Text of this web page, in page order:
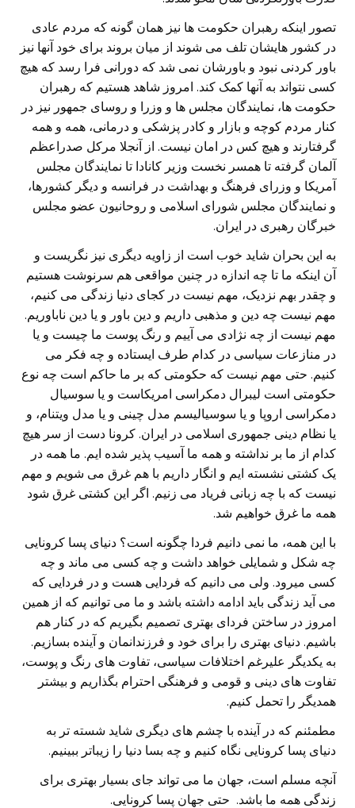
تصور اینکه رهبران حکومت ها نیز همان گونه که مردم عادی
در کشور هایشان تلف می شوند از میان بروند برای خود آنها نیز
باور کردنی نبود و باورشان نمی شد که دورانی فرا رسد که هیچ
کسی نتواند به آنها کمک کند. امروز شاهد هستیم که رهبران
حکومت ها، نمایندگان مجلس ها و وزرا و روسای جمهور نیز در
کنار مردم کوچه و بازار و کادر پزشکی و درمانی، همه و همه
گرفتارند و هیچ کس در امان نیست. از آنجلا مرکل صدراعظم
آلمان گرفته تا همسر نخست وزیر کانادا تا نمایندگان مجلس
آمریکا و وزرای فرهنگ و بهداشت در فرانسه و دیگر کشورها،
و نمایندگان مجلس شورای اسلامی و روحانیون عضو مجلس
خبرگان رهبری در ایران.
به این بحران شاید خوب است از زاویه دیگری نیز نگریست و
آن اینکه ما تا چه اندازه در چنین مواقعی هم سرنوشت هستیم
و چقدر بهم نزدیک، مهم نیست در کجای دنیا زندگی می کنیم،
مهم نیست چه دین و مذهبی داریم و دین باور و یا دین ناباوریم.
مهم نیست از چه نژادی می آییم و رنگ پوست ما چیست و یا
در منازعات سیاسی در کدام طرف ایستاده و چه فکر می
کنیم. حتی مهم نیست که حکومتی که بر ما حاکم است چه نوع
حکومتی است لیبرال دمکراسی امریکاست و یا سوسیال
دمکراسی اروپا و یا سوسیالیسم مدل چینی و یا مدل ویتنام، و
یا نظام دینی جمهوری اسلامی در ایران. کرونا دست از سر هیچ
کدام از ما بر نداشته و همه ما آسیب پذیر شده ایم. ما همه در
یک کشتی نشسته ایم و انگار داریم با هم غرق می شویم و مهم
نیست که با چه زبانی فریاد می زنیم. اگر این کشتی غرق شود
همه ما غرق خواهیم شد.
با این همه، ما نمی دانیم فردا چگونه است؟ دنیای پسا کرونایی
چه شکل و شمایلی خواهد داشت و چه کسی می ماند و چه
کسی میرود. ولی می دانیم که فردایی هست و در فردایی که
می آید زندگی باید ادامه داشته باشد و ما می توانیم که از همین
امروز در ساختن فردای بهتری تصمیم بگیریم که در کنار هم
باشیم. دنیای بهتری را برای خود و فرزندانمان و آینده بسازیم.
به یکدیگر علیرغم اختلافات سیاسی، تفاوت های رنگ و پوست،
تفاوت های دینی و قومی و فرهنگی احترام بگذاریم و بیشتر
همدیگر را تحمل کنیم.
مطمئنم که در آینده با چشم های دیگری شاید شسته تر به
دنیای پسا کرونایی نگاه کنیم و چه بسا دنیا را زیباتر ببینیم.
آنچه مسلم است، جهان ما می تواند جای بسیار بهتری برای
زندگی همه ما باشد. حتی جهان پسا کرونایی.